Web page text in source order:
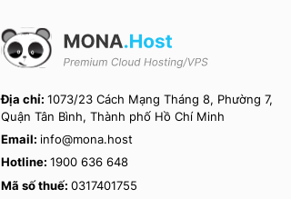
Địa chỉ: 1073/23 Cách Mạng Tháng 8, Phường 7,
Quận Tân Bình, Thành phố Hồ Chí Minh
Email: info@mona.host
Hotline: 1900 636 648
Mã số thuế: 0317401755